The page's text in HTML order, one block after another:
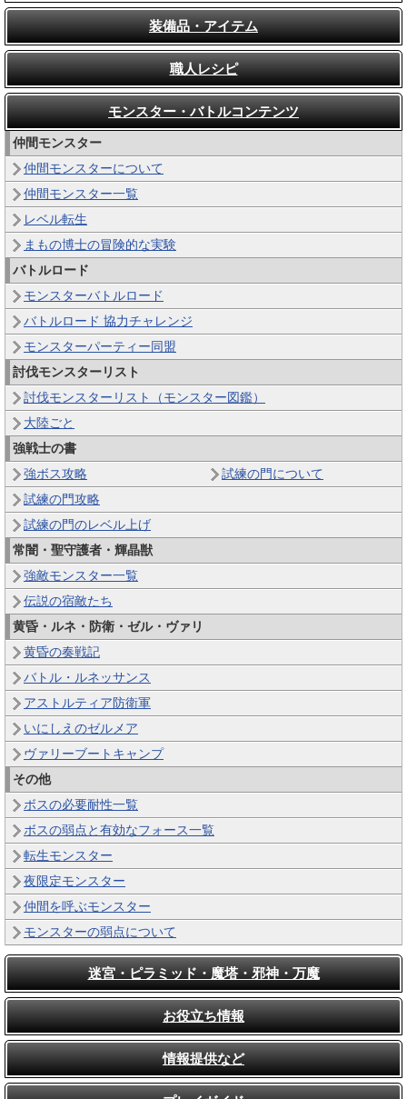
装備品・アイテム
職人レシピ
モンスター・バトルコンテンツ
仲間モンスター
仲間モンスターについて
仲間モンスター一覧
レベル転生
まもの博士の冒険的な実験
バトルロード
モンスターバトルロード
バトルロード 協力チャレンジ
モンスターパーティー同盟
討伐モンスターリスト
討伐モンスターリスト（モンスター図鑑）
大陸ごと
強戦士の書
強ボス攻略
試練の門について
試練の門攻略
試練の門のレベル上げ
常闇・聖守護者・輝晶獣
強敵モンスター一覧
伝説の宿敵たち
黄昏・ルネ・防衛・ゼル・ヴァリ
黄昏の奏戦記
バトル・ルネッサンス
アストルティア防衛軍
いにしえのゼルメア
ヴァリーブートキャンプ
その他
ボスの必要耐性一覧
ボスの弱点と有効なフォース一覧
転生モンスター
夜限定モンスター
仲間を呼ぶモンスター
モンスターの弱点について
迷宮・ピラミッド・魔塔・邪神・万魔
お役立ち情報
情報提供など